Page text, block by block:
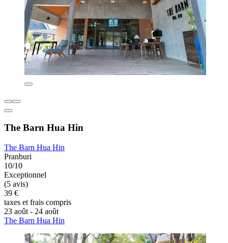
The Barn Hua Hin
The Barn Hua Hin
Pranburi
10/10
Exceptionnel
(5 avis)
39 €
taxes et frais compris
23 août - 24 août
The Barn Hua Hin